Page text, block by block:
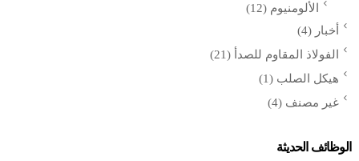
الألومنيوم (12)
أخبار (4)
الفولاذ المقاوم للصدأ (21)
هيكل الصلب (1)
غير مصنف (4)
الوظائف الحديثة